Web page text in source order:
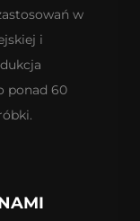
w
i
ponad 60